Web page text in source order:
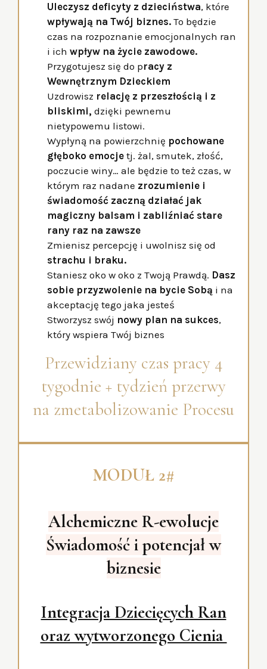
Uleczysz deficyty z dzieciństwa, które
wpływają na Twój biznes.To będzie
czas na rozpoznanie emocjonalnych ran
i ich wpływ na życie zawodowe.
Przygotujesz się do pracy z
Wewnętrznym Dzieckiem
Uzdrowisz relację z przeszłością i z
bliskimi, dzięki pewnemu
nietypowemu listowi.
Wypłyną na powierzchnię pochowane
głęboko emocjetj. żal, smutek, złość,
poczucie winy… ale będzie to też czas, w
którym raz nadane zrozumienie i
świadomość zaczną działać jak
magiczny balsam i zabliźniać stare
rany raz na zawsze
Zmienisz percepcję i uwolnisz się od
strachu i braku.
Staniesz oko w oko z Twoją Prawdą. Dasz
sobie przyzwolenie na bycie Sobą i na
akceptację tego jaka jesteś
Stworzysz swój nowy plan na sukces,
który wspiera Twój biznes
Przewidziany czas pracy 4
tygodnie + tydzień przerwy
na zmetabolizowanie Procesu
MODUŁ 2#
Alchemiczne R-ewolucje
Świadomość i potencjał w
biznesie
Integracja Dziecięcych Ran
oraz wytworzonego Cienia